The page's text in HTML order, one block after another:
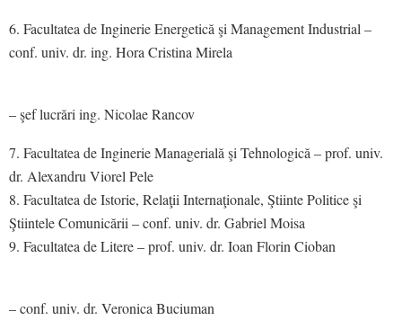
Facultatea de Inginerie Energetică şi Management Industrial –
conf. univ. dr. ing. Hora Cristina Mirela
– şef lucrări ing. Nicolae Rancov
Facultatea de Inginerie Managerială şi Tehnologică – prof. univ.
dr. Alexandru Viorel Pele
Facultatea de Istorie, Relaţii Internaţionale, Ştiinte Politice şi
Ştiintele Comunicării – conf. univ. dr. Gabriel Moisa
Facultatea de Litere – prof. univ. dr. Ioan Florin Cioban
– conf. univ. dr. Veronica Buciuman